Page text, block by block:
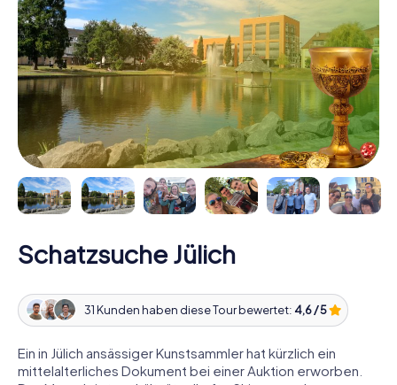
Schatzsuche Jülich
31 Kunden haben diese Tour bewertet: 4,6 / 5
Ein in Jülich ansässiger Kunstsammler hat kürzlich ein
mittelalterliches Dokument bei einer Auktion erworben.